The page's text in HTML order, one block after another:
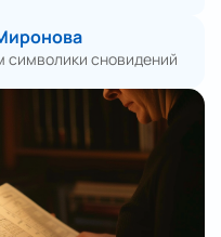
символики сновидений